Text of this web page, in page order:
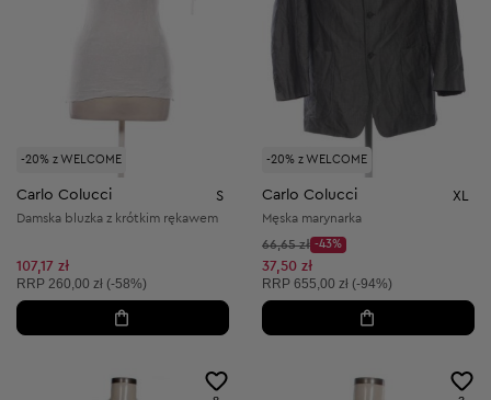
-20% z WELCOME
Carlo Colucci S
Damska bluzka z krótkim rękawem
107,17 zł
Cena sugerowana:
RRP 260,00 zł (-58%)
-20% z WELCOME
Carlo Colucci XL
Męska marynarka
Cena początkowa:
66,65 zł
Discount Price:
-43%
Obniżona cena:
37,50 zł
Cena sugerowana:
RRP 655,00 zł (-94%)